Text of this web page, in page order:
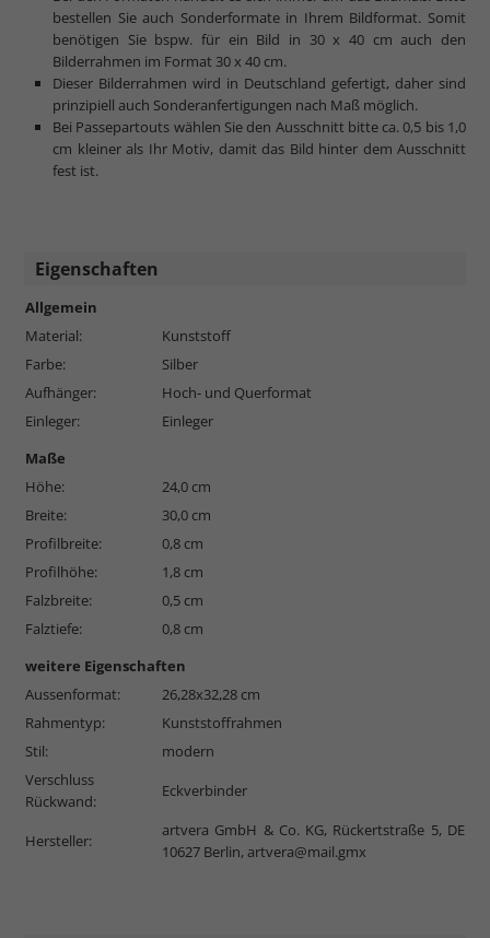
bestellen Sie auch Sonderformate in Ihrem Bildformat. Somit
benötigen Sie bspw. für ein Bild in 30 x 40 cm auch den
Bilderrahmen im Format 30 x 40 cm.
Dieser Bilderrahmen wird in Deutschland gefertigt, daher sind
prinzipiell auch Sonderanfertigungen nach Maß möglich.
Bei Passepartouts wählen Sie den Ausschnitt bitte ca. 0,5 bis 1,0
cm kleiner als Ihr Motiv, damit das Bild hinter dem Ausschnitt
fest ist.
Eigenschaften
Allgemein
Material:
Kunststoff
Farbe:
Silber
Aufhänger:
Hoch- und Querformat
Einleger:
Einleger
Maße
Höhe:
24,0 cm
Breite:
30,0 cm
Profilbreite:
0,8 cm
Profilhöhe:
1,8 cm
Falzbreite:
0,5 cm
Falztiefe:
0,8 cm
weitere Eigenschaften
Aussenformat:
26,28x32,28 cm
Rahmentyp:
Kunststoffrahmen
Stil:
modern
Verschluss
Rückwand:
Eckverbinder
Hersteller:
artvera GmbH & Co. KG, Rückertstraße 5, DE
10627 Berlin,artvera@mail.gmx